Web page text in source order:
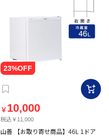
￥ 10,000
税込￥11,000
山善 【お取り寄せ商品】46L 1ドア